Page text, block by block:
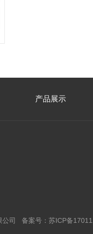
产品展示
公司 备案号： 苏ICP备